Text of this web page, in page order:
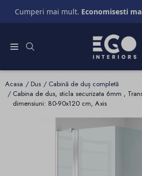
Cumperi mai mult. Economisesti
Acasa Dus
Cabină de duș completă
Cabina de dus, sticla securizata 6mm ,
dimensiuni: 80-90x120 cm, Axis